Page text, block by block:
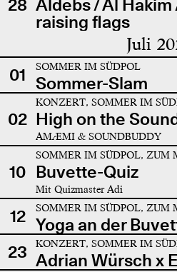
28 Aldebs / Al Hakim
raising flags
Juli
01 SOMMER IM SÜDPOL
Sommer-Slam
02
KONZERT, SOMMER IM
High on the
AMÆMI & SOUNDBUDDY
10
SOMMER IM SÜDPOL, ZUM
Buvette-Quiz
Mit Quizmaster Adi
12 SOMMER IM SÜDPOL, ZUM
Yoga an der
23
KONZERT, SOMMER IM
Adrian Würsch x